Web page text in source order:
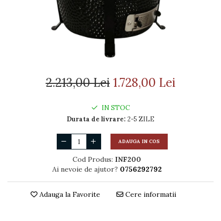
TERMOSEMINEE
SOBE MOBILE TERACOTĂ
SEMINEE SUSPENDATE PE
COSURI DE FUM
Schiedel Permeter Negru
Cosuri de fum inox JEREMIAS
Cosuri de fum inox DARCO
COSURI DE FUM SCHIEDEL
Cos ceramic UNI
2.213,00 Lei 1.728,00 Lei
IN STOC
Durata de livrare: 2-5 ZILE
ADAUGA IN COS
Cod Produs: INF200
Ai nevoie de ajutor? 0756292792
Adauga la Favorite Cere informatii